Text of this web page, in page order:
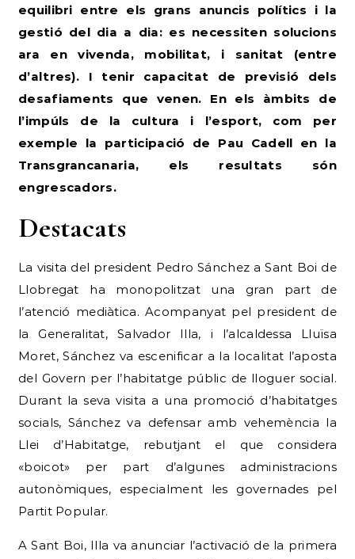
equilibri entre els grans anuncis polítics i la
gestió del dia a dia: es necessiten solucions
ara en vivenda, mobilitat, i sanitat (entre
d’altres). I tenir capacitat de previsió dels
desafiaments que venen. En els àmbits de
l’impúls de la cultura i l’esport, com per
exemple la participació de Pau Cadell en la
Transgrancanaria, els resultats són
engrescadors.
Destacats
La visita del president Pedro Sánchez a Sant Boi de
Llobregat ha monopolitzat una gran part de
l’atenció mediàtica. Acompanyat pel president de
la Generalitat, Salvador Illa, i l’alcaldessa Lluïsa
Moret, Sánchez va escenificar a la localitat l’aposta
del Govern per l’habitatge públic de lloguer social.
Durant la seva visita a una promoció d’habitatges
socials, Sánchez va defensar amb vehemència la
Llei d’Habitatge, rebutjant el que considera
«boicot» per part d’algunes administracions
autonòmiques, especialment les governades pel
Partit Popular.
A Sant Boi, Illa va anunciar l’activació de la primera